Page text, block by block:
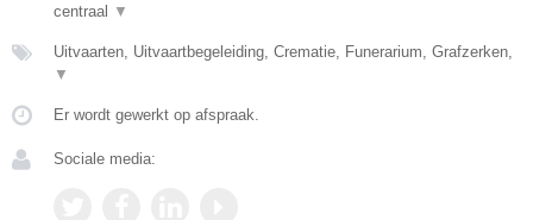
centraal
▼
Uitvaarten, Uitvaartbegeleiding, Crematie, Funerarium, Grafzerken,
▼
Er wordt gewerkt op afspraak.
Sociale media: